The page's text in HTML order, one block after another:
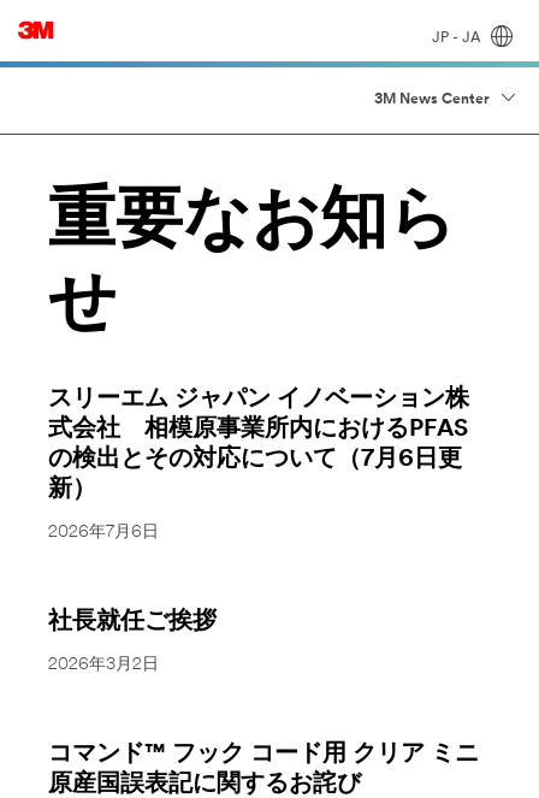
JP - JA
3M News Center
重要なお知ら
せ
スリーエム ジャパン イノベーション株
式会社 相模原事業所内におけるPFAS
の検出とその対応について（7月6日更
新）
2026年7月6日
社長就任ご挨拶
2026年3月2日
コマンド™ フック コード用 クリア ミニ
原産国誤表記に関するお詫び